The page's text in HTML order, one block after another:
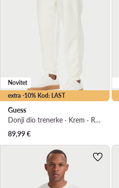
extra -10% Kod: LAST
Novitet
Guess
Donji dio trenerke · Krem · Regular Fit
89,99€